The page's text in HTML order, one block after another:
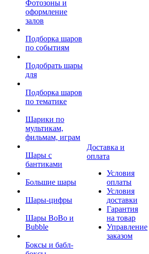
Фотозоны и
оформление
залов
Подборка шаров
по событиям
Подобрать шары
для
Подборка шаров
по тематике
Шарики по
мультикам,
фильмам, играм
Шары с
бантиками
Большие шары
Шары-цифры
Шары BoBo и
Bubble
Боксы и бабл-
Доставка и
оплата
Условия
оплаты
Условия
доставки
Гарантия
на товар
Управление
заказом